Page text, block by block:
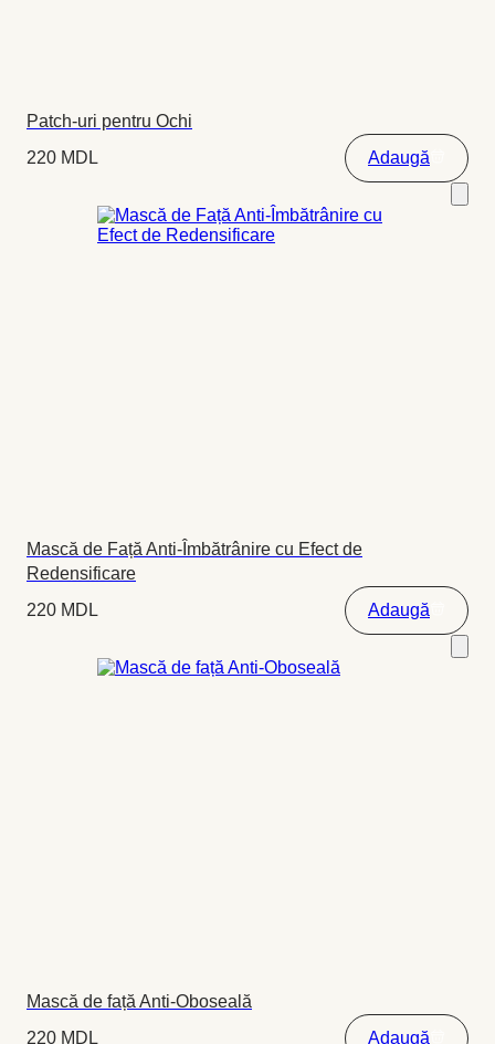
Patch-uri pentru Ochi
220 MDL Adaugă
Mască de Față Anti-Îmbătrânire cu Efect de
Redensificare
220 MDL Adaugă
Mască de față Anti-Oboseală
220 MDL Adaugă